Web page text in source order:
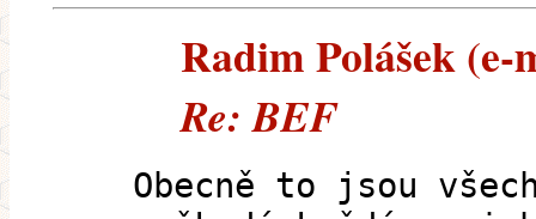
Radim Polášek (e-
Re: BEF
Obecně to jsou